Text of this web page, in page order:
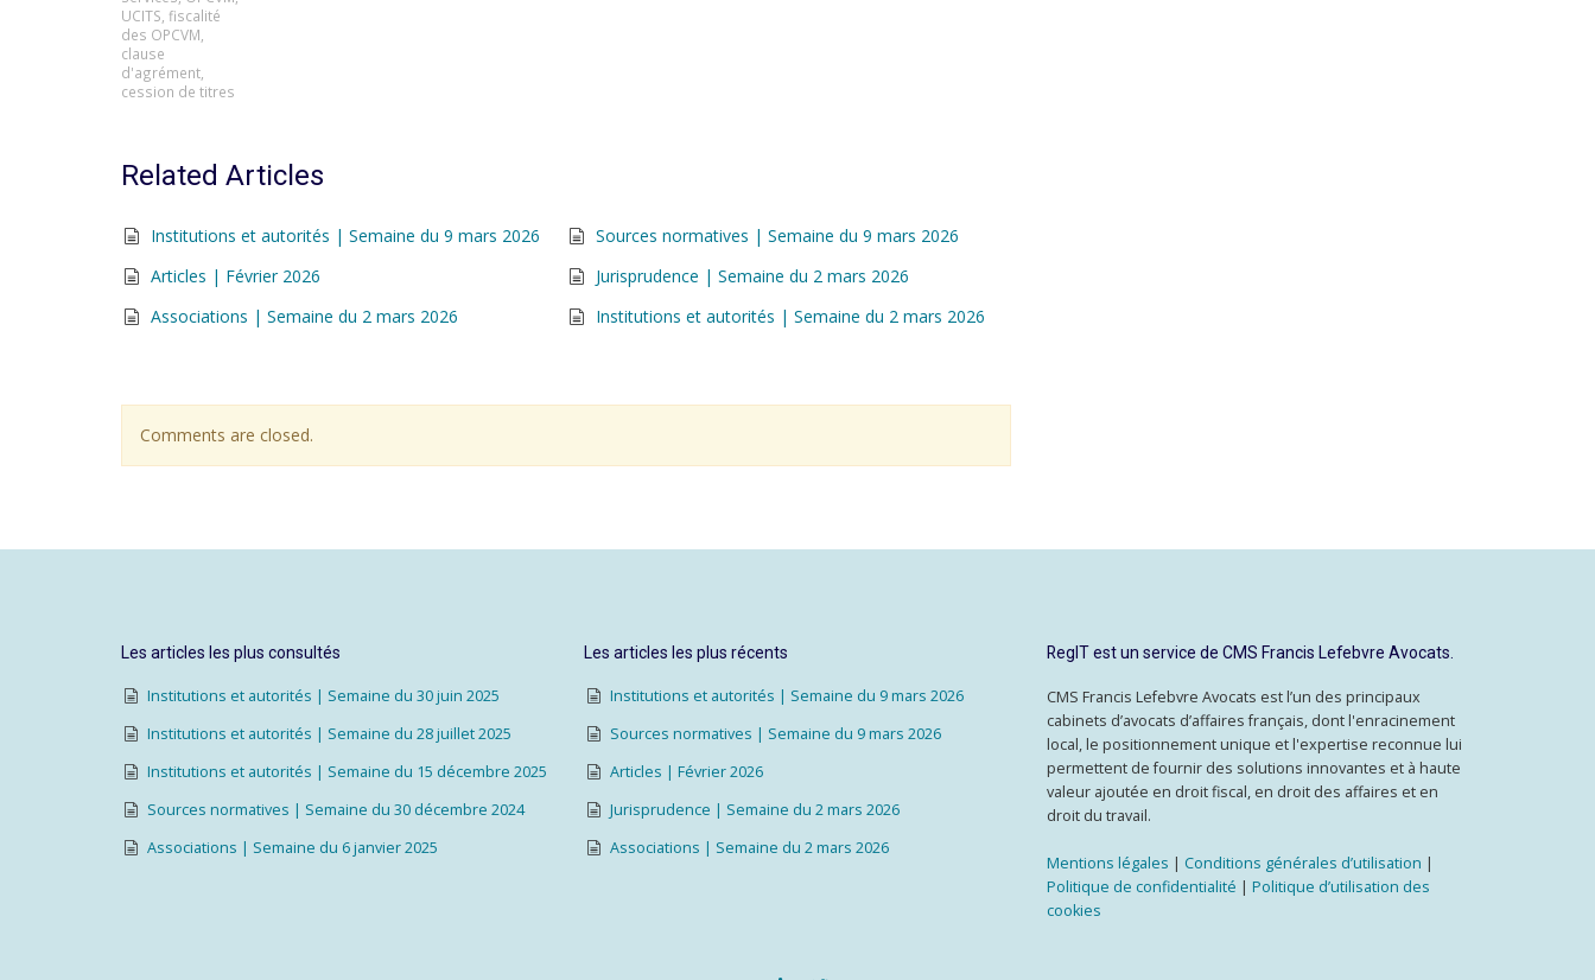
UCITS fiscalité
des OPCVM
clause
d'agrément
cession de titres
Related Articles
Institutions et autorités | Semaine du 9 mars 2026
Sources normatives | Semaine du 9 mars 2026
Articles | Février 2026
Jurisprudence | Semaine du 2 mars 2026
Associations | Semaine du 2 mars 2026
Institutions et autorités | Semaine du 2 mars 2026
Comments are closed.
Les articles les plus consultés
Institutions et autorités | Semaine du 30 juin 2025
Institutions et autorités | Semaine du 28 juillet 2025
Institutions et autorités | Semaine du 15 décembre 2025
Sources normatives | Semaine du 30 décembre 2024
Associations | Semaine du 6 janvier 2025
Les articles les plus récents
Institutions et autorités | Semaine du 9 mars 2026
Sources normatives | Semaine du 9 mars 2026
Articles | Février 2026
Jurisprudence | Semaine du 2 mars 2026
Associations | Semaine du 2 mars 2026
RegIT est un service de CMS Francis Lefebvre Avocats.
CMS Francis Lefebvre Avocats est l’un des principaux
cabinets d’avocats d’affaires français, dont l'enracinement
local, le positionnement unique et l'expertise reconnue lui
permettent de fournir des solutions innovantes et à haute
valeur ajoutée en droit fiscal, en droit des affaires et en
droit du travail.
Mentions légales | Conditions générales d’utilisation |
Politique de confidentialité | Politique d’utilisation des
cookies